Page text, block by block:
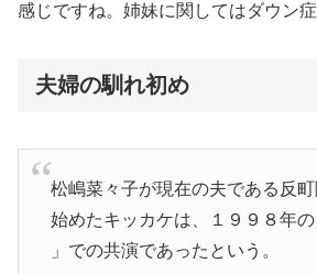
感じですね。姉妹に関してはダウン症
夫婦の馴れ初め
松嶋菜々子が現在の夫である反
始めたキッカケは、１９９８年
」での共演であったという。